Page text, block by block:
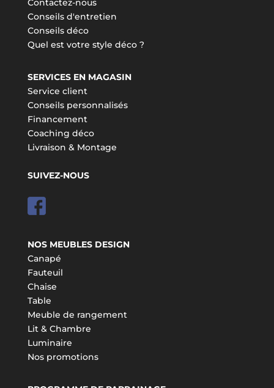
Contactez-nous
Conseils d'entretien
Conseils déco
Quel est votre style déco ?
SERVICES EN MAGASIN
Service client
Conseils personnalisés
Financement
Coaching déco
Livraison & Montage
SUIVEZ-NOUS
NOS MEUBLES DESIGN
Canapé
Fauteuil
Chaise
Table
Meuble de rangement
Lit & Chambre
Luminaire
Nos promotions